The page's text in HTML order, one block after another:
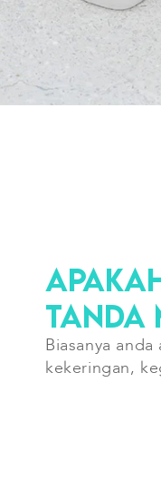
TANDA
Biasanya
kekeringan,